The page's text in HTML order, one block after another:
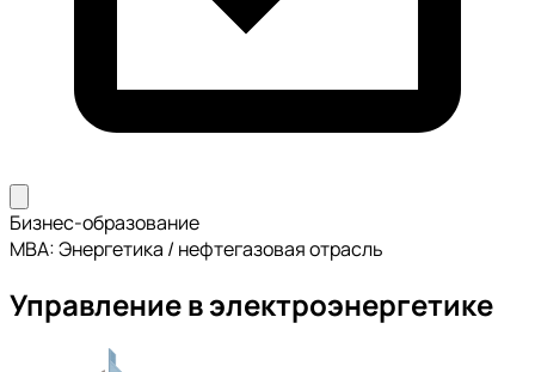
Бизнес-образование
MBA: Энергетика / нефтегазовая отрасль
Управление в электроэнергетике